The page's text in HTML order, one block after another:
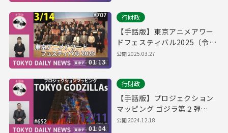
01:13
行財政
【手話版】東京アニメアワー
ドフェスティバル2025（令和
7年3月14日 東京デイリーニュ
公開2025.03.27
01:04
行財政
【手話版】プロジェクション
マッピング ゴジラ第２弾
「TOKYO GODZILLAs」（令
公開2024.12.18